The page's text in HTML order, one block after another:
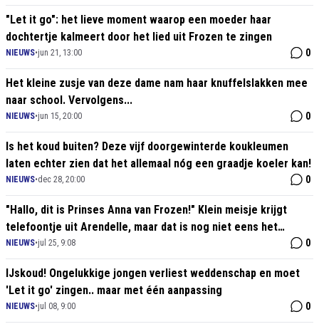
"Let it go": het lieve moment waarop een moeder haar
dochtertje kalmeert door het lied uit Frozen te zingen
NIEUWS•jun 21, 13:00 0
Het kleine zusje van deze dame nam haar knuffelslakken mee
naar school. Vervolgens...
NIEUWS•jun 15, 20:00 0
Is het koud buiten? Deze vijf doorgewinterde koukleumen
laten echter zien dat het allemaal nóg een graadje koeler kan!
NIEUWS•dec 28, 20:00 0
"Hallo, dit is Prinses Anna van Frozen!" Klein meisje krijgt
telefoontje uit Arendelle, maar dat is nog niet eens het
mooiste
NIEUWS•jul 25, 9:08 0
IJskoud! Ongelukkige jongen verliest weddenschap en moet
'Let it go' zingen.. maar met één aanpassing
NIEUWS•jul 08, 9:00 0